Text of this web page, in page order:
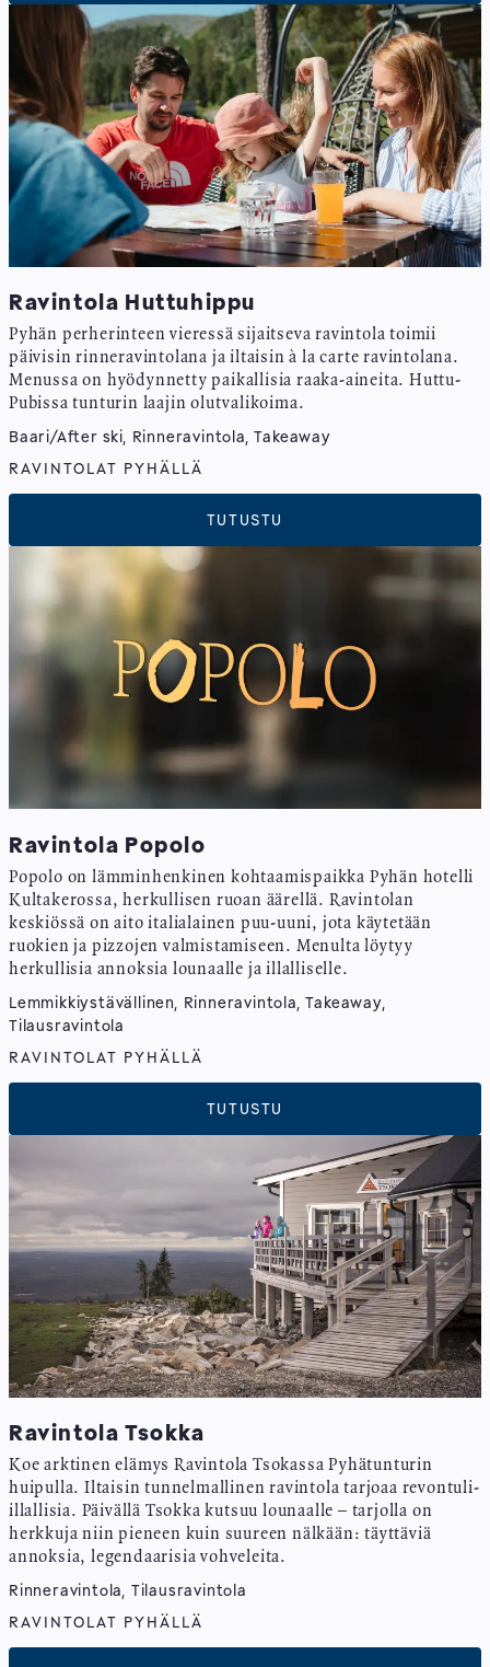
Ravintola Huttuhippu
Pyhän perherinteen vieressä sijaitseva ravintola toimii
päivisin rinneravintolana ja iltaisin à la carte ravintolana.
Menussa on hyödynnetty paikallisia raaka-aineita. Huttu-
Pubissa tunturin laajin olutvalikoima.
Baari/After ski, Rinneravintola, Takeaway
RAVINTOLAT PYHÄLLÄ
TUTUSTU
Ravintola Popolo
Popolo on lämminhenkinen kohtaamispaikka Pyhän hotelli
Kultakerossa, herkullisen ruoan äärellä. Ravintolan
keskiössä on aito italialainen puu-uuni, jota käytetään
ruokien ja pizzojen valmistamiseen. Menulta löytyy
herkullisia annoksia lounaalle ja illalliselle.
Lemmikkiystävällinen, Rinneravintola, Takeaway,
Tilausravintola
RAVINTOLAT PYHÄLLÄ
TUTUSTU
Ravintola Tsokka
Koe arktinen elämys Ravintola Tsokassa Pyhätunturin
huipulla. Iltaisin tunnelmallinen ravintola tarjoaa revontuli-
illallisia. Päivällä Tsokka kutsuu lounaalle – tarjolla on
herkkuja niin pieneen kuin suureen nälkään: täyttäviä
annoksia, legendaarisia vohveleita.
Rinneravintola, Tilausravintola
RAVINTOLAT PYHÄLLÄ